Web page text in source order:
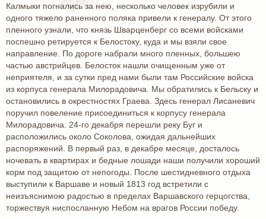
Калмыки погнались за нею, несколько человек изрубили и
одного тяжело раненного поляка привели к генералу. От этого
пленного узнали, что князь Шварценберг со всеми войсками
поспешно ретируется к Белостоку, куда и мы взяли свое
направление. По дороге набрали много пленных, большею
частью австрийцев. Белосток нашли очищенным уже от
неприятеля, и за сутки пред нами были там Российские войска
из корпуса генерала Милорадовича. Мы обратились к Бельску и
остановились в окрестностях Граева. Здесь генерал Лисаневич
поручил повеление присоединиться к корпусу генерала
Милорадовича. 24-го декабря перешли реку Буг и
расположились около Соколова, ожидая дальнейших
распоряжений. В первый раз, в декабре месяце, досталось
ночевать в квартирах и бедные лошади наши получили хороший
корм под защитою от непогоды. После шестидневного отдыха
выступили к Варшаве и новый 1813 год встретили с
неизъяснимою радостью в пределах Варшавского герцогства,
торжествуя ниспосланную Небом на врагов России победу.